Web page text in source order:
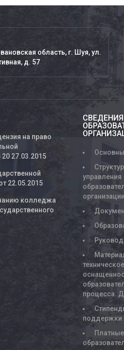
область, г. Шуя, ул.
д. 57
на право
27.03.2015
22.05.2015
колледжа
управления
процесса.
поддержки
Платные